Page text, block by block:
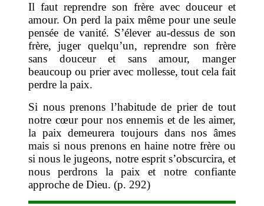
Il faut reprendre son frère avec douceur et
amour. On perd la paix même pour une seule
pensée de vanité. S’élever au-dessus de son
frère, juger quelqu’un, reprendre son frère
sans douceur et sans amour, manger
beaucoup ou prier avec mollesse, tout cela fait
perdre la paix.
Si nous prenons l’habitude de prier de tout
notre cœur pour nos ennemis et de les aimer,
la paix demeurera toujours dans nos âmes
mais si nous prenons en haine notre frère ou
si nous le jugeons, notre esprit s’obscurcira, et
nous perdrons la paix et notre confiante
approche de Dieu. (p. 292)